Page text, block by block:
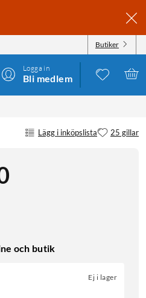
Butiker
Logga in
Bli medlem
Lägg i inköpslista 25 gillar
och butik
Ej i lager